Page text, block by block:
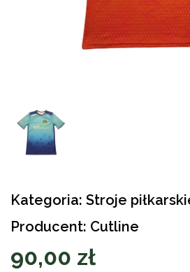
Kategoria: Stroje
Producent: Cutline
90,00 zł